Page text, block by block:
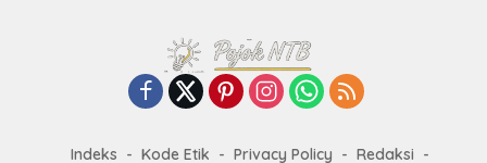
Indeks Kode Etik Privacy Policy Redaksi